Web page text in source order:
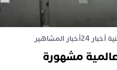
24 أخبار المشاهير
مشهورة